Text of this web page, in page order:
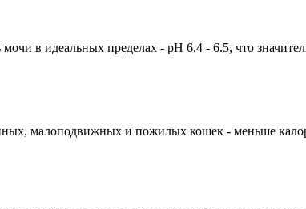
в идеальных пределах - рН 6.4 - 6.5, что
малоподвижных и пожилых кошек - меньше